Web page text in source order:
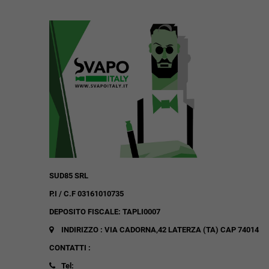
SUD85 SRL
P.I / C.F 03161010735
DEPOSITO FISCALE: TAPLI0007
INDIRIZZO : VIA CADORNA,42 LATERZA (TA) CAP 74014
CONTATTI :
Tel: